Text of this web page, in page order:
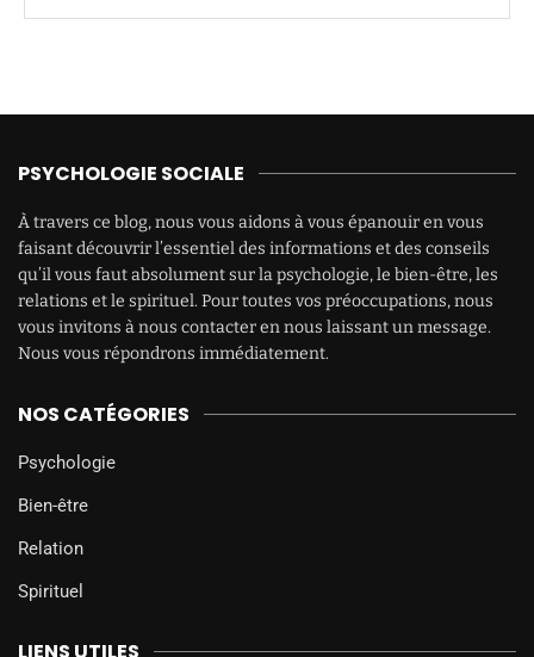
PSYCHOLOGIE SOCIALE
À travers ce blog, nous vous aidons à vous épanouir en vous
faisant découvrir l’essentiel des informations et des conseils
qu’il vous faut absolument sur la psychologie, le bien-être, les
relations et le spirituel. Pour toutes vos préoccupations, nous
vous invitons à nous contacter en nous laissant un message.
Nous vous répondrons immédiatement.
NOS CATÉGORIES
Psychologie
Bien-être
Relation
Spirituel
LIENS UTILES